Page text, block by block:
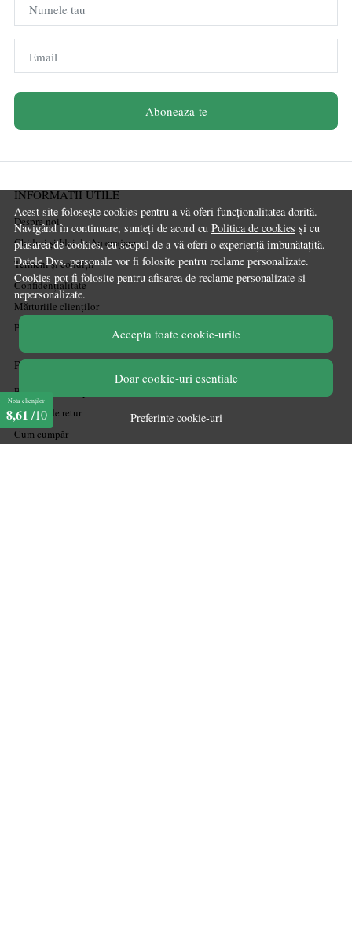
Acest site folosește cookies pentru a vă oferi funcționalitatea dorită.
Navigând în continuare, sunteți de acord cu Politica de cookies și cu
plasarea de cookies, cu scopul de a vă oferi o experiență îmbunătațită.
Datele Dvs. personale vor fi folosite pentru reclame personalizate.
Cookies pot fi folosite pentru afisarea de reclame personalizate si
nepersonalizate.
Accepta toate cookie-urile
Doar cookie-uri esentiale
Preferinte cookie-uri
Numele tau
Email
Aboneaza-te
INFORMATII UTILE
Despre noi
Ghiduri și Idei de Amenajare
Termeni și condiții
Confidențialitate
Mărturiile clienților
Politica de Cookies
PLATA SI LIVRARE
Politica de transport
Politica de retur
Cum cumpăr
Nota clienților
8,61 /10